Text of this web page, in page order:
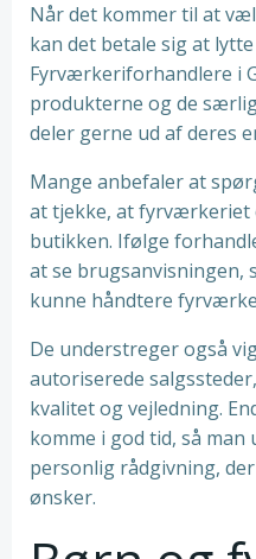
Når det kommer til at
kan det betale sig at
Fyrværkeriforhandlere i
produkterne og de
deler gerne ud af deres
Mange anbefaler at
at tjekke, at fyrværkeriet
butikken. Ifølge
at se brugsanvisningen,
kunne håndtere
De understreger også
autoriserede
kvalitet og vejledning.
komme i god tid, så
personlig rådgivning,
ønsker.